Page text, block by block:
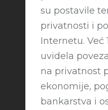
su postavile
privatnosti i
Internetu. Već
uvidela
na privatnost
ekonomije,
bankarstva i